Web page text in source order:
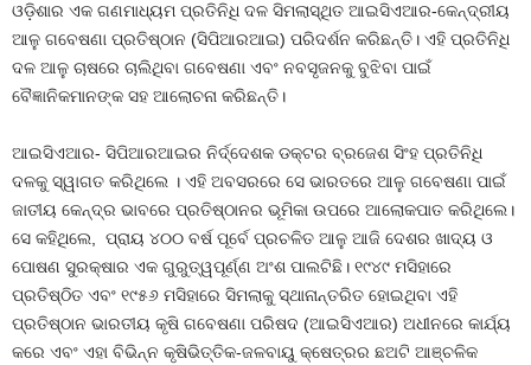
ଓଡ଼ିଶାର ଏକ ଗଣମାଧ୍ୟମ ପ୍ରତିନିଧି ଦଳ ସିମଲାସ୍ଥିତ ଆଇସିଏଆର-କେନ୍ଦ୍ରୀୟ
ଆଳୁ ଗବେଷଣା ପ୍ରତିଷ୍ଠାନ (ସିପିଆରଆଇ) ପରିଦର୍ଶନ କରିଛନ୍ତି। ଏହି ପ୍ରତିନିଧି
ଦଳ ଆଳୁ ଚାଷରେ ଚାଲିଥିବା ଗବେଷଣା ଏବଂ ନବସୃଜନକୁ ବୁଝିବା ପାଇଁ
ବୈଜ୍ଞାନିକମାନଙ୍କ ସହ ଆଲୋଚନା କରିଛନ୍ତି।
ଆଇସିଏଆର- ସିପିଆରଆଇର ନିର୍ଦ୍ଦେଶକ ଡକ୍ଟର ବ୍ରଜେଶ ସିଂହ ପ୍ରତିନିଧି
ଦଳକୁ ସ୍ୱାଗତ କରିଥିଲେ । ଏହି ଅବସରରେ ସେ ଭାରତରେ ଆଳୁ ଗବେଷଣା ପାଇଁ
ଜାତୀୟ କେନ୍ଦ୍ର ଭାବରେ ପ୍ରତିଷ୍ଠାନର ଭୂମିକା ଉପରେ ଆଲୋକପାତ କରିଥିଲେ।
ସେ କହିଥିଲେ, ପ୍ରାୟ ୪୦୦ ବର୍ଷ ପୂର୍ବେ ପ୍ରଚଳିତ ଆଳୁ ଆଜି ଦେଶର ଖାଦ୍ୟ ଓ
ପୋଷଣ ସୁରକ୍ଷାର ଏକ ଗୁରୁତ୍ୱପୂର୍ଣ୍ଣ ଅଂଶ ପାଲଟିଛି। ୧୯୪୯ ମସିହାରେ
ପ୍ରତିଷ୍ଠିତ ଏବଂ ୧୯୫୬ ମସିହାରେ ସିମଲାକୁ ସ୍ଥାନାନ୍ତରିତ ହୋଇଥିବା ଏହି
ପ୍ରତିଷ୍ଠାନ ଭାରତୀୟ କୃଷି ଗବେଷଣା ପରିଷଦ (ଆଇସିଏଆର) ଅଧୀନରେ କାର୍ଯ୍ୟ
କରେ ଏବଂ ଏହା ବିଭିନ୍ନ କୃଷିଭିତ୍ତିକ-ଜଳବାୟୁ କ୍ଷେତ୍ରର ଛଅଟି ଆଞ୍ଚଳିକ